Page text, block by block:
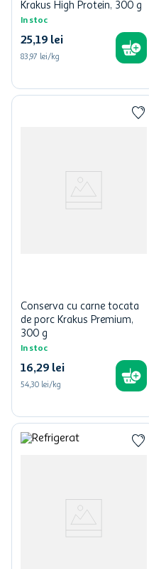
Krakus High Protein, 300 g
In stoc
25,19 lei
83,97 lei/kg
Conserva cu carne tocata
de porc Krakus Premium,
300 g
In stoc
16,29 lei
54,30 lei/kg